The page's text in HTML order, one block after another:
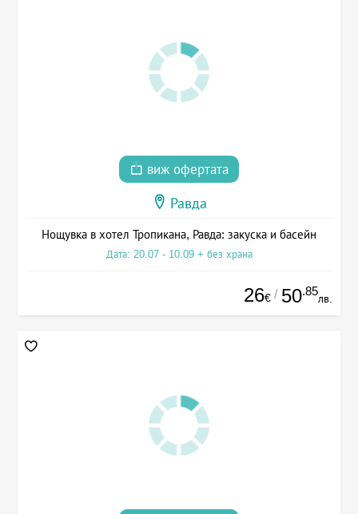
виж офертата
Равда
Нощувка в хотел Тропикана, Равда: закуска и басейн
Дата: 20.07 - 10.09 + без храна
26€ / 50.85
лв.